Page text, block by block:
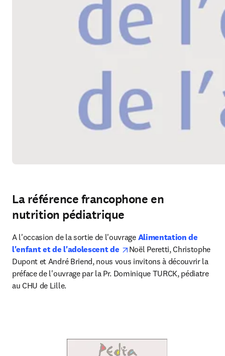
La référence francophone en
nutrition pédiatrique
A l'occasion de la sortie de l'ouvrage Alimentation de
l'enfant et de l'adolescent de
opens in new tab/window
Noël Peretti, Christophe
Dupont et André Briend, nous vous invitons à découvrir la
préface de l'ouvrage par la Pr. Dominique TURCK, pédiatre
au CHU de Lille.